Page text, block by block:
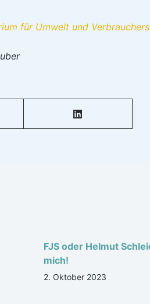
für Umwelt und
FJS oder Helmut
mich!
2. Oktober 2023